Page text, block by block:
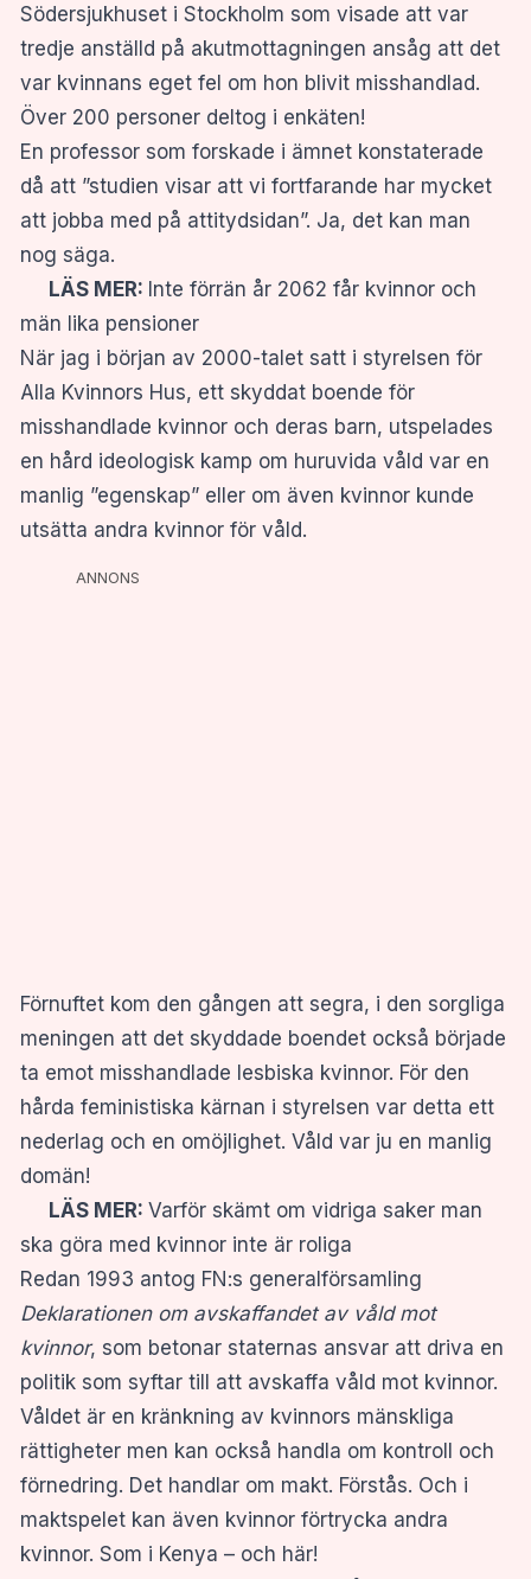
Södersjukhuset i Stockholm som visade att var
tredje anställd på akutmottagningen ansåg att det
var kvinnans eget fel om hon blivit misshandlad.
Över 200 personer deltog i enkäten!
En professor som forskade i ämnet konstaterade
då att ”studien visar att vi fortfarande har mycket
att jobba med på attitydsidan”. Ja, det kan man
nog säga.
LÄS MER: Inte förrän år 2062 får kvinnor och
män lika pensioner
När jag i början av 2000-talet satt i styrelsen för
Alla Kvinnors Hus, ett skyddat boende för
misshandlade kvinnor och deras barn, utspelades
en hård ideologisk kamp om huruvida våld var en
manlig ”egenskap” eller om även kvinnor kunde
utsätta andra kvinnor för våld.
ANNONS
Förnuftet kom den gången att segra, i den sorgliga
meningen att det skyddade boendet också började
ta emot misshandlade lesbiska kvinnor. För den
hårda feministiska kärnan i styrelsen var detta ett
nederlag och en omöjlighet. Våld var ju en manlig
domän!
LÄS MER: Varför skämt om vidriga saker man
ska göra med kvinnor inte är roliga
Redan 1993 antog FN:s generalförsamling
Deklarationen om avskaffandet av våld mot
kvinnor, som betonar staternas ansvar att driva en
politik som syftar till att avskaffa våld mot kvinnor.
Våldet är en kränkning av kvinnors mänskliga
rättigheter men kan också handla om kontroll och
förnedring. Det handlar om makt. Förstås. Och i
maktspelet kan även kvinnor förtrycka andra
kvinnor. Som i Kenya – och här!